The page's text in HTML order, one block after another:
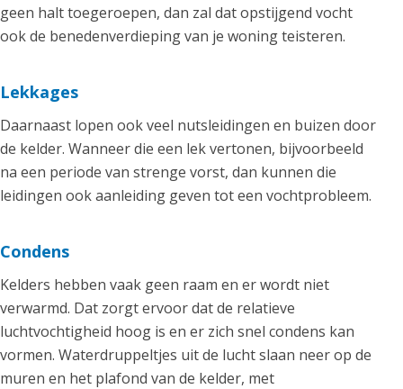
geen halt toegeroepen, dan zal dat opstijgend vocht
ook de benedenverdieping van je woning teisteren.
Lekkages
Daarnaast lopen ook veel nutsleidingen en buizen door
de kelder. Wanneer die een lek vertonen, bijvoorbeeld
na een periode van strenge vorst, dan kunnen die
leidingen ook aanleiding geven tot een vochtprobleem.
Condens
Kelders hebben vaak geen raam en er wordt niet
verwarmd. Dat zorgt ervoor dat de relatieve
luchtvochtigheid hoog is en er zich snel condens kan
vormen. Waterdruppeltjes uit de lucht slaan neer op de
muren en het plafond van de kelder, met